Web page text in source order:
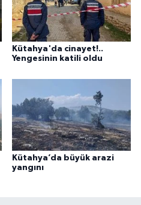
Kütahya'da cinayet!..
Yengesinin katili oldu
Kütahya’da büyük arazi
yangını